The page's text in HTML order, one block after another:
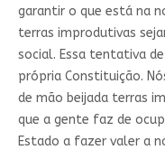
garantir o que está na
terras improdutivas
social. Essa tentativa
própria Constituição.
de mão beijada terras
que a gente faz de
Estado a fazer valer a